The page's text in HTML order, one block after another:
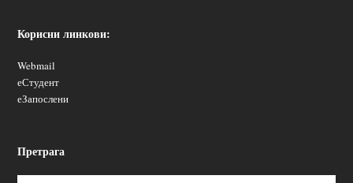
Корисни линкови:
Webmail
еСтудент
еЗапослени
Претрага